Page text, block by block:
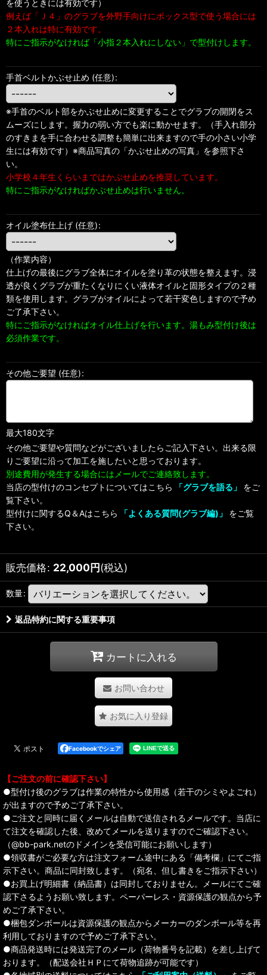
を使うときには有効です）
例えば「Ｊ４」のグラブを外野手向けにボックス型で使う場合には
２本入れは特に有効です。
特にご指示がなければ「小指２本入れにしない」で型付けします。
手首ベルトかぶせ止め (任意):
※手首のベルト部をかぶせ止めに変更することでグラブの開閉をス
ムーズにします。握力の弱い方でも楽に動かせます。（手入れ部分
のすきまを手に合わせる調整も簡単に出来ますので手の小さい小学
生には有効です）※商品写真の「かぶせ止めの写真」を参照下さ
い。
小学校４年生くらいまではかぶせ止めを推奨しています。
特にご指示がなければかぶせ止めは行いません。
オイル塗布仕上げ (任意):
（作業内容）
仕上げの最後にグラブ全体にオイルを塗り革の状態を整えます。浸
透が良くグラブが重たくなりにくい液体オイルと固形タイプの２種
類を使用します。グラブがオイルによって若干変色しますので予め
ご了承下さい。
特にご指示がなければオイル仕上げを行います。湯もみ型付け後は
必須作業です。
その他ご要望 (任意):
最大180文字
その他ご要望や質問などがございましたらご記入下さい。出来る限
りご要望に沿って加工を施したいと思っております。
別途費用が発生する場合にはメールでご連絡致します。
当店の型付けのコンセプトについてはこちら
「グラブを語る」 をご
覧下さい。
型付けに関するQ＆Aはこちら
「よくある質問(グラブ編)」 をご覧
下さい。
販売価格: 22,000円(税込)
数量:
返品特約に関する重要事項
カートに入れる
お問い合わせ
お気に入り登録
Facebookでシェア
【ご注文の前に確認下さい】
●型付け後のグラブは作業の特性から使用感（若干のシミやよごれ）
が出ますので予めご了承下さい。
●ご注文と同時に届くメールは自動で送信されるメールです。当店に
て注文を確認した後、改めてメールを送りますのでご確認下さい。
（@bb-park.netのドメインを受信可能にお願いします）
●領収書がご必要な方は注文フォーム途中にある「備考欄」にてご指
示下さい。商品に同封致します。（宛名、但し書きをご指示下さい）
●お買上げ明細書（納品書）は同封しておりません。メールにてご確
認下さるようお願い致します。ペーパーレス・資源保護の観点から予
めご了承下さい。
●梱包ダンボールは資源保護の観点からメーカーのダンボール等を再
利用しておりますので予めご了承下さい。
●商品発送時には発送完了のメール（荷物番号を記載）を差し上げて
おります。（配送会社ＨＰにて荷物追跡が可能です）